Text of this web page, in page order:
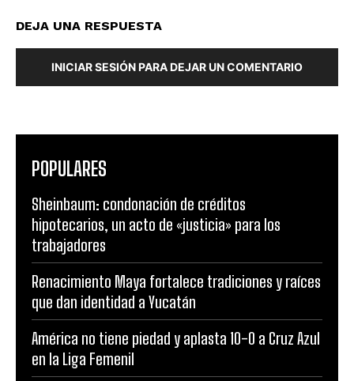
DEJA UNA RESPUESTA
INICIAR SESIÓN PARA DEJAR UN COMENTARIO
POPULARES
Sheinbaum: condonación de créditos
hipotecarios, un acto de «justicia» para los
trabajadores
Renacimiento Maya fortalece tradiciones y raíces
que dan identidad a Yucatán
América no tiene piedad y aplasta 10-0 a Cruz Azul
en la Liga Femenil